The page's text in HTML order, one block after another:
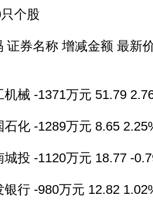
个股
券名称 增减金额 最新
-1371万元 51.79
-1289万元 8.65
-1120万元 18.77 -
-980万元 12.82